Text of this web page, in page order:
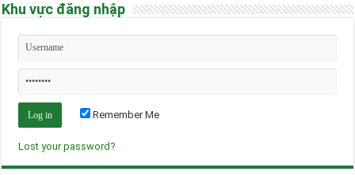
Khu vực đăng nhập
Remember Me
Lost your password?